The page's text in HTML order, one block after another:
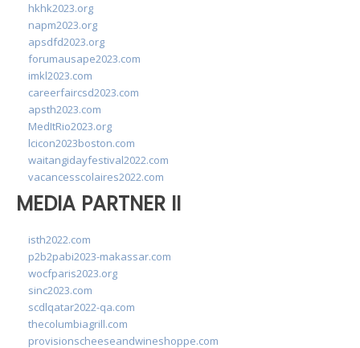
hkhk2023.org
napm2023.org
apsdfd2023.org
forumausape2023.com
imkl2023.com
careerfaircsd2023.com
apsth2023.com
MedItRio2023.org
lcicon2023boston.com
waitangidayfestival2022.com
vacancesscolaires2022.com
MEDIA PARTNER II
isth2022.com
p2b2pabi2023-makassar.com
wocfparis2023.org
sinc2023.com
scdlqatar2022-qa.com
thecolumbiagrill.com
provisionscheeseandwineshoppe.com